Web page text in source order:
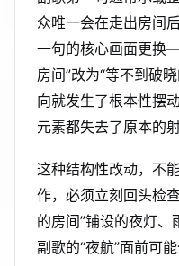
众唯一会在走出房间
一句的核心画面更换
房间”改为“等不到破
向就发生了根本性摆
元素都失去了原本的射
这种结构性改动，不
作，必须立刻回头检
的房间”铺设的夜灯
副歌的“夜航”面前可